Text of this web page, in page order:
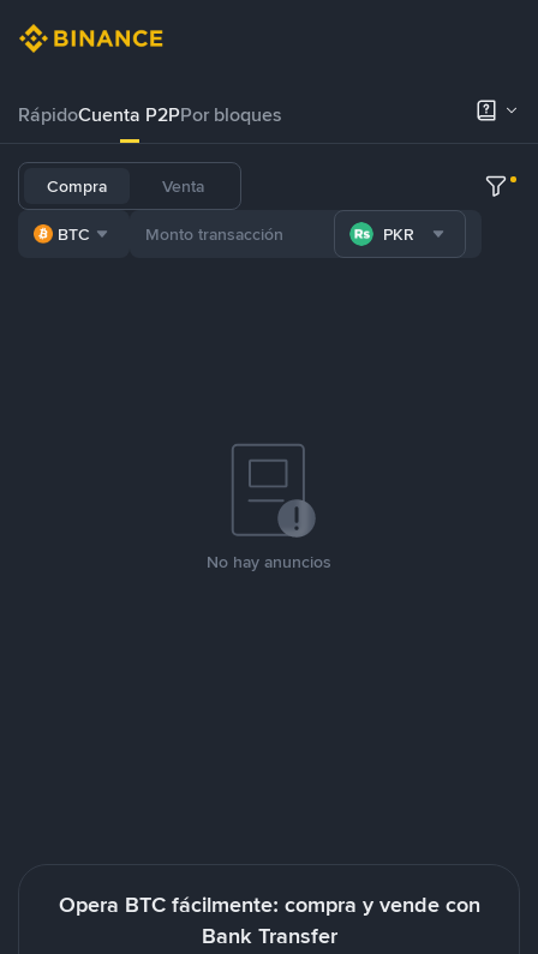
RápidoCuenta P2PPor bloques
Compra Venta
BTC PKR
No hay anuncios
Opera BTC fácilmente: compra y vende con
Bank Transfer